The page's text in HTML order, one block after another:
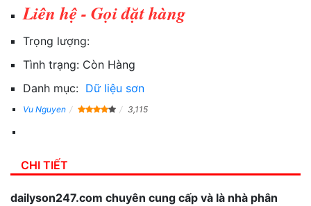
Liên hệ - Gọi đặt hàng
Trọng lượng:
Tình trạng: Còn Hàng
Danh mục: Dữ liệu sơn
Vu Nguyen 3,115
CHI TIẾT
dailyson247.com chuyên cung cấp và là nhà phân